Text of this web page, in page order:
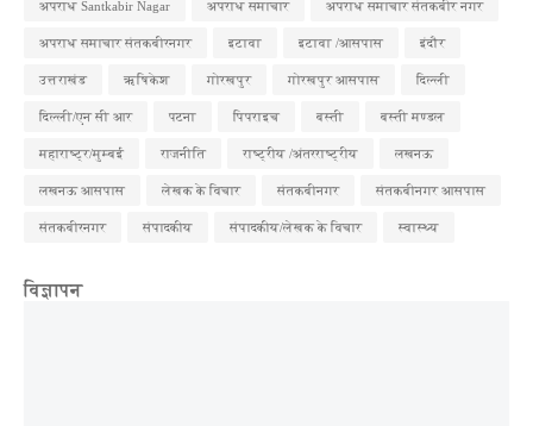
अपराध Santkabir Nagar अपराध समाचार अपराध समाचार संतकबीर नगर
अपराध समाचार संतकबीरनगर इटावा इटावा /आसपास इंदौर
उत्तराखंड ऋषिकेश गोरखपुर गोरखपुर आसपास दिल्ली
दिल्ली/एन सी आर पटना पिपराइच बस्ती बस्ती मण्डल
महाराष्ट्र/मुम्बई राजनीति राष्ट्रीय /अंतरराष्ट्रीय लखनऊ
लखनऊ आसपास लेखक के विचार संतकबीनगर संतकबीनगर आसपास
संतकबीरनगर संपादकीय संपादकीय/लेखक के विचार स्वास्थ्य
विज्ञापन